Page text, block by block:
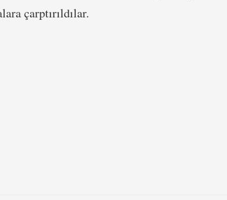
çarptırıldılar.